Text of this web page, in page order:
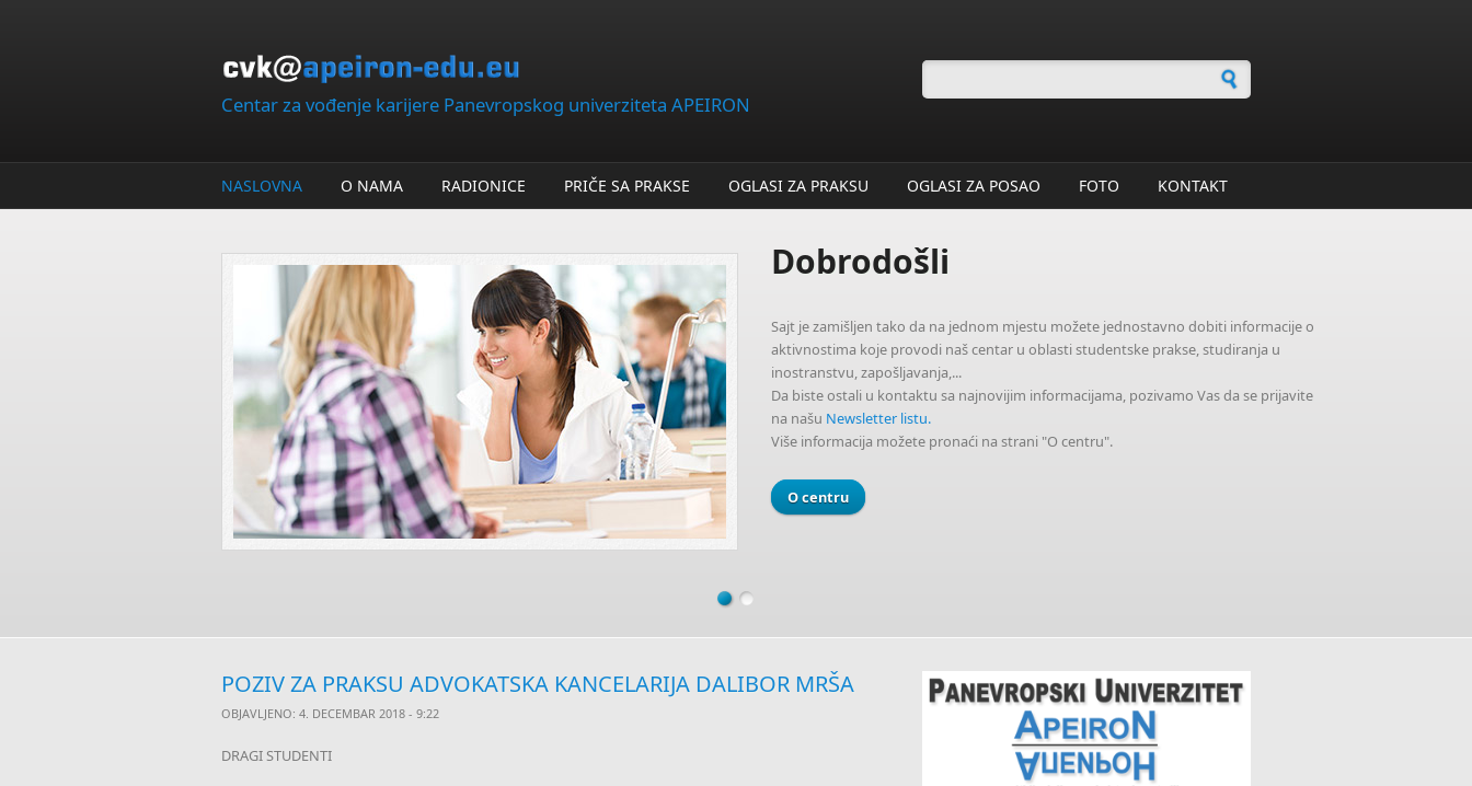
Centar za vođenje karijere Panevropskog univerziteta APEIRON Forma za pretragu
NASLOVNA O NAMA RADIONICE PRIČE SA PRAKSE OGLASI ZA PRAKSU OGLASI ZA POSAO FOTO KONTAKT
Dobrodošli
Sajt je zamišljen tako da na jednom mjestu možete jednostavno dobiti informacije o
aktivnostima koje provodi naš centar u oblasti studentske prakse, studiranja u
inostranstvu, zapošljavanja,...
Da biste ostali u kontaktu sa najnovijim informacijama, pozivamo Vas da se prijavite
na našu Newsletter listu.
Više informacija možete pronaći na strani "O centru".
O centru
POZIV ZA PRAKSU ADVOKATSKA KANCELARIJA DALIBOR MRŠA
OBJAVLJENO: 4. DECEMBAR 2018 - 9:22
DRAGI STUDENTI